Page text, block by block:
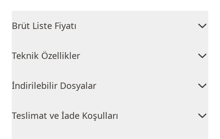
Brüt Liste Fiyatı
Teknik Özellikler
İndirilebilir Dosyalar
Teslimat ve İade Koşulları